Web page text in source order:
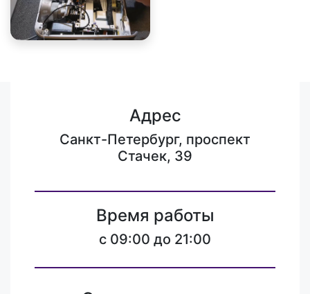
Адрес
Санкт-Петербург, проспект
Стачек, 39
Время работы
c 09:00 до 21:00